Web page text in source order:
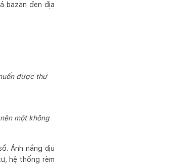
bazan đen địa
được thư
một không
Ánh nắng dịu
hệ thống rèm